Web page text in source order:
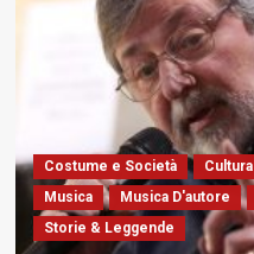
Costume e Società Cultura
Musica
Musica D'autore
Storie & Leggende